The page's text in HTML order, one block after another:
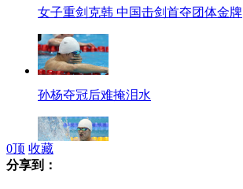
女子重剑克韩 中国击剑首夺团体金牌
孙杨夺冠后难掩泪水
0顶 收藏
分享到：